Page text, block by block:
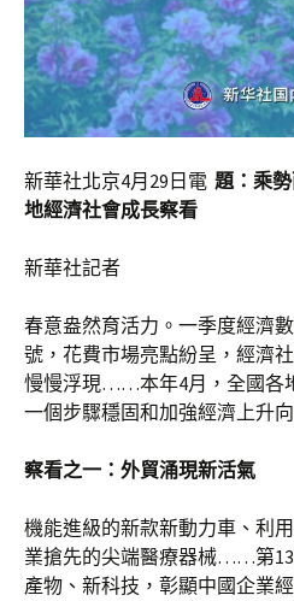
新華社北京4月29日電 題：乘
地經濟社會成長察看
新華社記者
春意盎然育活力。一季度經濟
號，花費市場亮點紛呈，經濟
慢慢浮現……本年4月，全國各
一個步驟穩固和加強經濟上升
察看之一：外貿涌現新活氣
機能進級的新款新動力車、利
業搶先的尖端醫療器械……第
產物、新科技，彰顯中國企業